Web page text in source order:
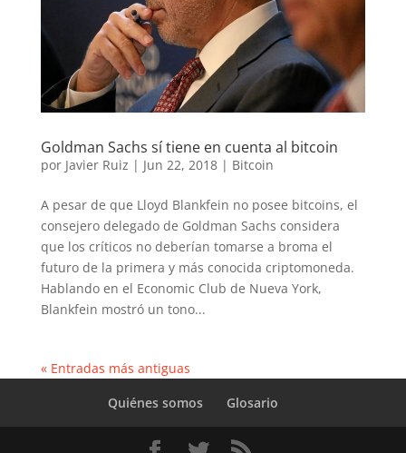
Goldman Sachs sí tiene en cuenta al bitcoin
por Javier Ruiz | Jun 22, 2018| Bitcoin
A pesar de que Lloyd Blankfein no posee bitcoins, el
consejero delegado de Goldman Sachs considera
que los críticos no deberían tomarse a broma el
futuro de la primera y más conocida criptomoneda.
Hablando en el Economic Club de Nueva York,
Blankfein mostró un tono...
« Entradas más antiguas
Quiénes somos
Glosario